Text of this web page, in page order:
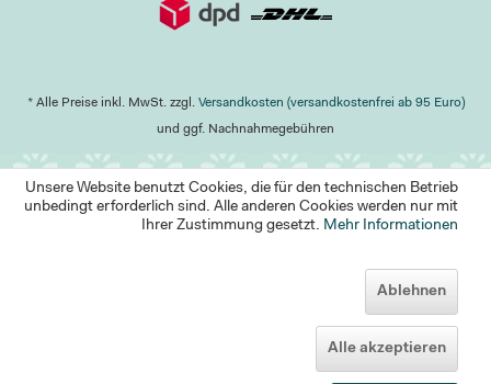
* Alle Preise inkl. MwSt. zzgl. Versandkosten (versandkostenfrei ab 95 Euro)
und ggf. Nachnahmegebühren
Unsere Website benutzt Cookies, die für den technischen Betrieb
unbedingt erforderlich sind. Alle anderen Cookies werden nur mit
Ihrer Zustimmung gesetzt. Mehr Informationen
Ablehnen
Alle akzeptieren